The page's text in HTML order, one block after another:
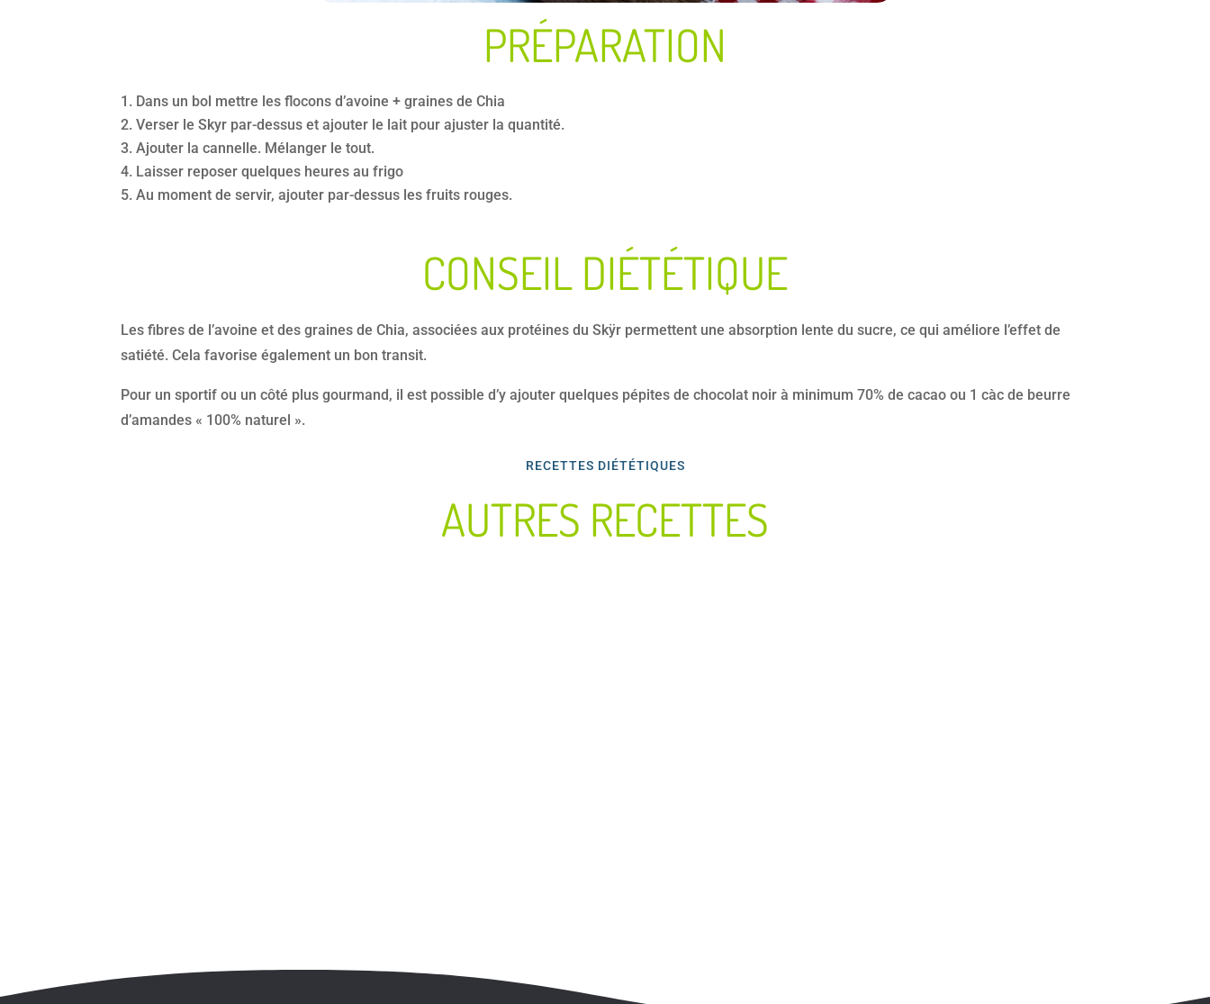
PRÉPARATION
Dans un bol mettre les flocons d’avoine + graines de Chia
Verser le Skyr par-dessus et ajouter le lait pour ajuster la quantité.
Ajouter la cannelle. Mélanger le tout.
Laisser reposer quelques heures au frigo
Au moment de servir, ajouter par-dessus les fruits rouges.
CONSEIL DIÉTÉTIQUE
Les fibres de l’avoine et des graines de Chia, associées aux protéines du Skÿr permettent une absorption lente du sucre, ce qui améliore l’effet de
satiété. Cela favorise également un bon transit.
Pour un sportif ou un côté plus gourmand, il est possible d’y ajouter quelques pépites de chocolat noir à minimum 70% de cacao ou 1 càc de beurre
d’amandes « 100% naturel ».
RECETTES DIÉTÉTIQUES
AUTRES RECETTES